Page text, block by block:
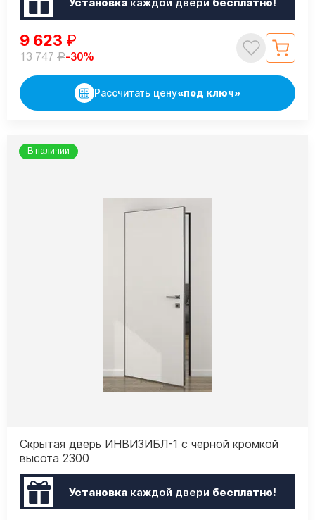
9 623 ₽
13 747₽-30%
Рассчитать цену«под ключ»
В наличии
Скрытая дверь ИНВИЗИБЛ-1 с черной кромкой
высота 2300
Установкакаждой двери бесплатно!